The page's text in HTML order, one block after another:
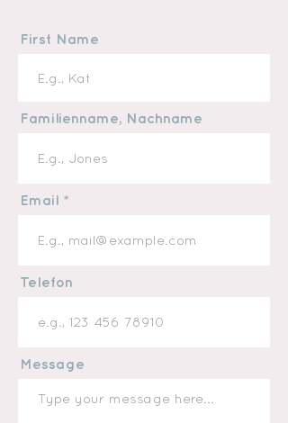
First Name
Familienname, Nachname
Email
Telefon
Message